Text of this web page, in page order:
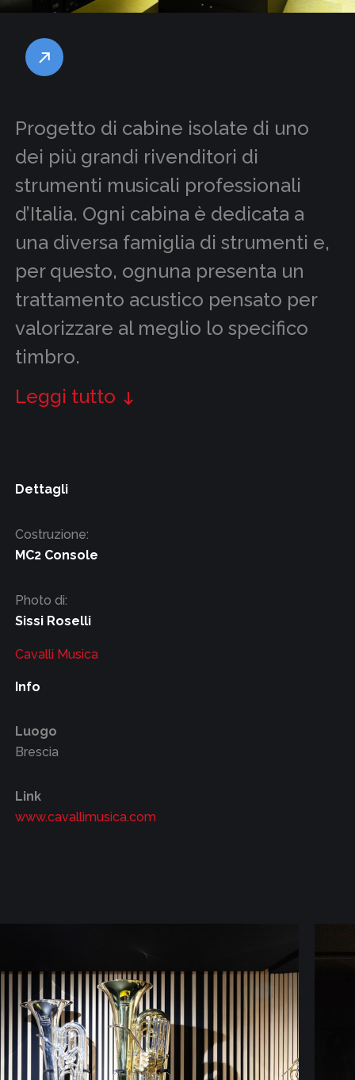
Progetto di cabine isolate di uno
dei più grandi rivenditori di
strumenti musicali professionali
d’Italia. Ogni cabina è dedicata a
una diversa famiglia di strumenti e,
per questo, ognuna presenta un
trattamento acustico pensato per
valorizzare al meglio lo specifico
timbro.
Leggi tutto
Dettagli
Costruzione:
MC2 Console
Photo di:
Sissi Roselli
Cavalli Musica
Info
Luogo
Brescia
Link
www.cavallimusica.com